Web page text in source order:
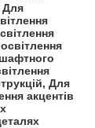
Для
Для
акцентів